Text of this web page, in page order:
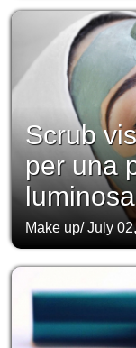
Scrub
per una
luminosa
Make up/July